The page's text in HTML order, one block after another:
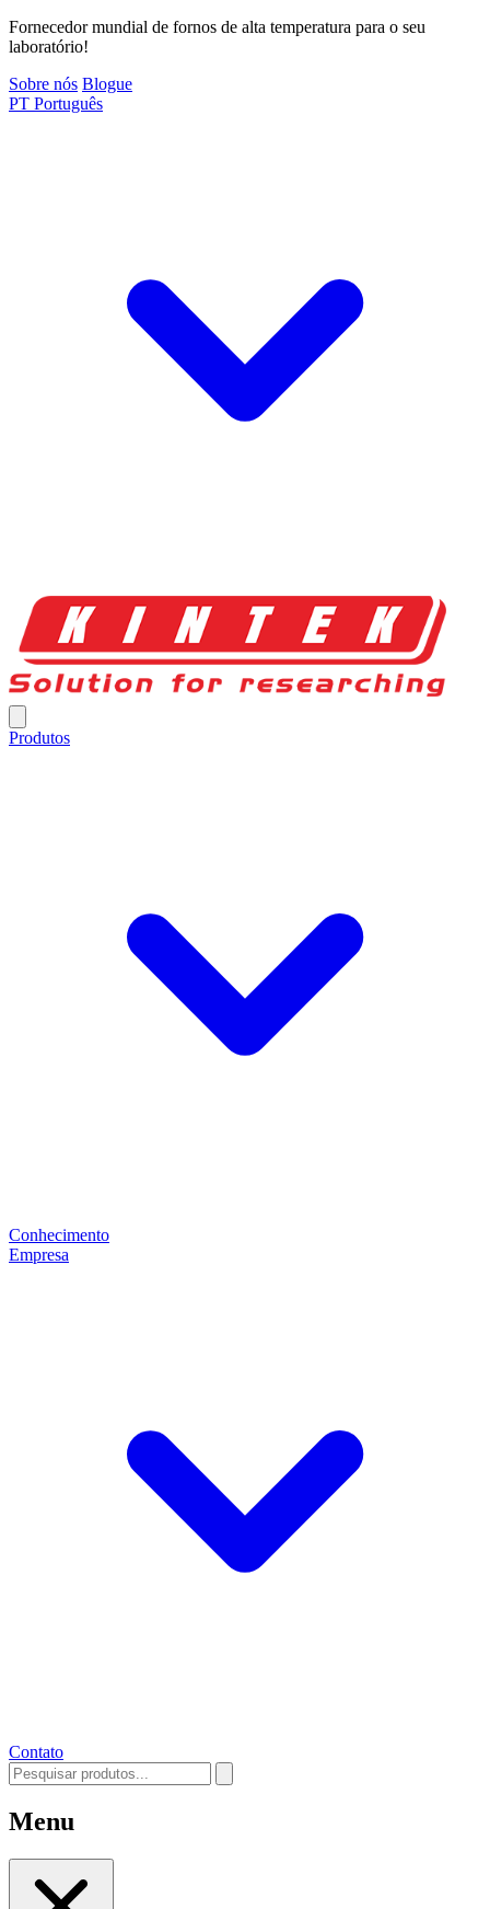
Fornecedor mundial de fornos de alta temperatura para o seu
laboratório!
Sobre nós Blogue
PT Português
Produtos
Conhecimento
Empresa
Contato
Menu